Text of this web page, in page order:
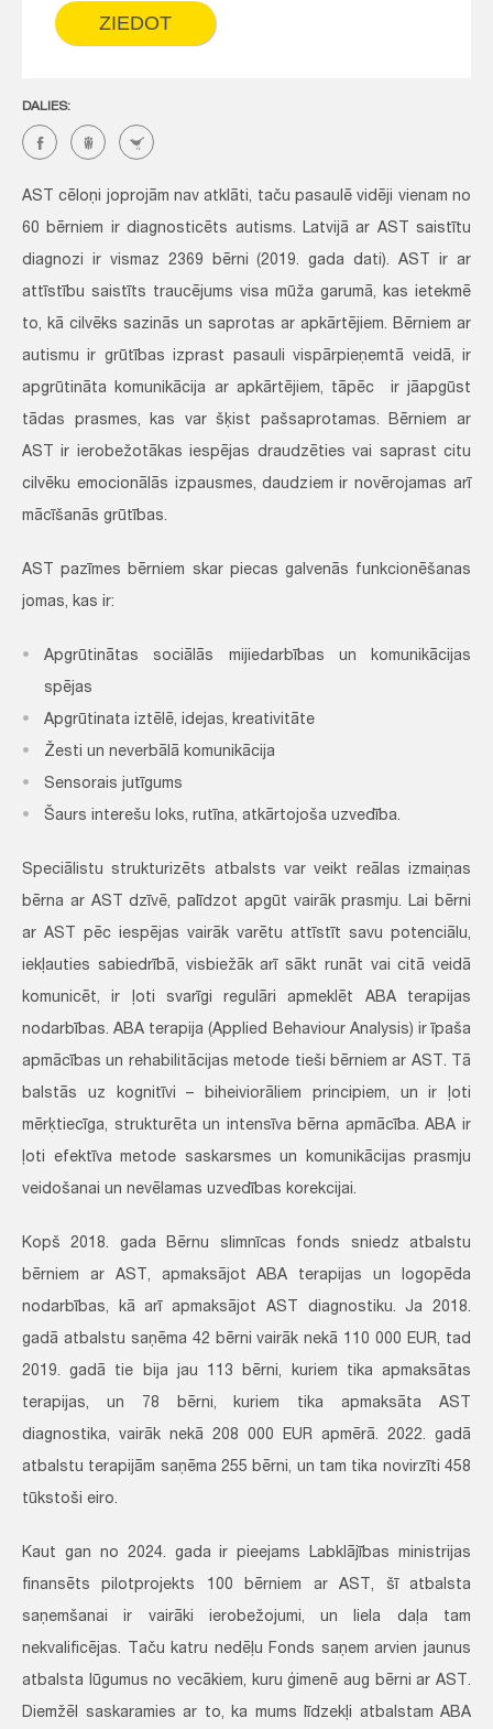
ZIEDOT
DALIES:
AST cēloņi joprojām nav atklāti, taču pasaulē vidēji vienam no
60 bērniem ir diagnosticēts autisms. Latvijā ar AST saistītu
diagnozi ir vismaz 2369 bērni (2019. gada dati). AST ir ar
attīstību saistīts traucējums visa mūža garumā, kas ietekmē
to, kā cilvēks sazinās un saprotas ar apkārtējiem. Bērniem ar
autismu ir grūtības izprast pasauli vispārpieņemtā veidā, ir
apgrūtināta komunikācija ar apkārtējiem, tāpēc ir jāapgūst
tādas prasmes, kas var šķist pašsaprotamas. Bērniem ar
AST ir ierobežotākas iespējas draudzēties vai saprast citu
cilvēku emocionālās izpausmes, daudziem ir novērojamas arī
mācīšanās grūtības.
AST pazīmes bērniem skar piecas galvenās funkcionēšanas
jomas, kas ir:
Apgrūtinātas sociālās mijiedarbības un komunikācijas
spējas
Apgrūtinata iztēlē, idejas, kreativitāte
Žesti un neverbālā komunikācija
Sensorais jutīgums
Šaurs interešu loks, rutīna, atkārtojoša uzvedība.
Speciālistu strukturizēts atbalsts var veikt reālas izmaiņas
bērna ar AST dzīvē, palīdzot apgūt vairāk prasmju. Lai bērni
ar AST pēc iespējas vairāk varētu attīstīt savu potenciālu,
iekļauties sabiedrībā, visbiežāk arī sākt runāt vai citā veidā
komunicēt, ir ļoti svarīgi regulāri apmeklēt ABA terapijas
nodarbības. ABA terapija (Applied Behaviour Analysis) ir īpaša
apmācības un rehabilitācijas metode tieši bērniem ar AST. Tā
balstās uz kognitīvi – biheiviorāliem principiem, un ir ļoti
mērķtiecīga, strukturēta un intensīva bērna apmācība. ABA ir
ļoti efektīva metode saskarsmes un komunikācijas prasmju
veidošanai un nevēlamas uzvedības korekcijai.
Kopš 2018. gada Bērnu slimnīcas fonds sniedz atbalstu
bērniem ar AST, apmaksājot ABA terapijas un logopēda
nodarbības, kā arī apmaksājot AST diagnostiku. Ja 2018.
gadā atbalstu saņēma 42 bērni vairāk nekā 110 000 EUR, tad
2019. gadā tie bija jau 113 bērni, kuriem tika apmaksātas
terapijas, un 78 bērni, kuriem tika apmaksāta AST
diagnostika, vairāk nekā 208 000 EUR apmērā. 2022. gadā
atbalstu terapijām saņēma 255 bērni, un tam tika novirzīti 458
tūkstoši eiro.
Kaut gan no 2024. gada ir pieejams Labklājības ministrijas
finansēts pilotprojekts 100 bērniem ar AST, šī atbalsta
saņemšanai ir vairāki ierobežojumi, un liela daļa tam
nekvalificējas. Taču katru nedēļu Fonds saņem arvien jaunus
atbalsta lūgumus no vecākiem, kuru ģimenē aug bērni ar AST.
Diemžēl saskaramies ar to, ka mums līdzekļi atbalstam ABA